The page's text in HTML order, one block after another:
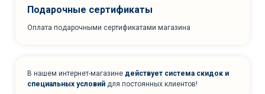
Подарочные сертификаты
Оплата подарочными сертификатами магазина
В нашем интернет-магазине действует система скидок и
специальных условий для постоянных клиентов!